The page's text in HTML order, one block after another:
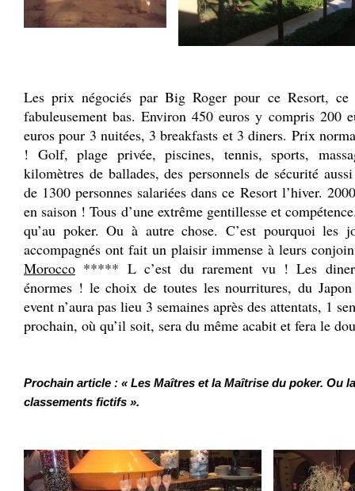
Les prix négociés par Big Roger pour ce Resort, ce
fabuleusement bas. Environ 450 euros y compris 200
euros pour 3 nuitées, 3 breakfasts et 3 diners. Prix
! Golf, plage privée, piscines, tennis, sports,
kilomètres de ballades, des personnels de sécurité
de 1300 personnes salariées dans ce Resort l’hiver.
en saison ! Tous d’une extrême gentillesse et
qu’au poker. Ou à autre chose. C’est pourquoi les
accompagnés ont fait un plaisir immense à leurs
Morocco ***** L c’est du rarement vu ! Les
énormes ! le choix de toutes les nourritures, du
event n’aura pas lieu 3 semaines après des attentats, 1
prochain, où qu’il soit, sera du même acabit et fera le
Prochain article : « Les Maîtres et la Maîtrise du poker. Ou
classements fictifs ».